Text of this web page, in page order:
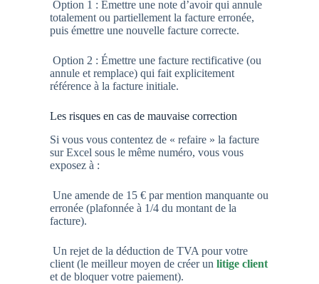
Option 1 : Émettre une note d’avoir qui annule
totalement ou partiellement la facture erronée,
puis émettre une nouvelle facture correcte.
Option 2 : Émettre une facture rectificative (ou
annule et remplace) qui fait explicitement
référence à la facture initiale.
Les risques en cas de mauvaise correction
Si vous vous contentez de « refaire » la facture
sur Excel sous le même numéro, vous vous
exposez à :
Une amende de 15 € par mention manquante ou
erronée (plafonnée à 1/4 du montant de la
facture).
Un rejet de la déduction de TVA pour votre
client (le meilleur moyen de créer un litige client
et de bloquer votre paiement).